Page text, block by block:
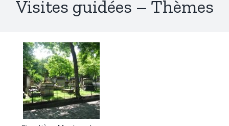
Visites guidées – Thèmes